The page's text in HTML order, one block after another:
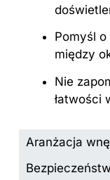
Pomyśl
między
Nie
łatwości
Aranżacja